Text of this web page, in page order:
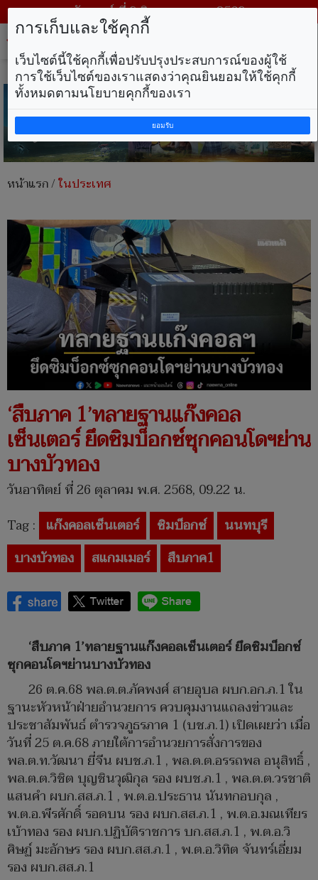
วันเสาร์ ที่ 8 สิงหาคม พ.ศ. 2569
หน้าแรก/ในประเทศ
‘สืบภาค 1’ทลายฐานแก๊งคอล
เซ็นเตอร์ ยึดซิมบ็อกซ์ซุกคอนโดฯย่าน
บางบัวทอง
วันอาทิตย์ ที่ 26 ตุลาคม พ.ศ. 2568, 09.22 น.
Tag : แก๊งคอลเซ็นเตอร์ ซิมบ็อกซ์
นนทบุรี
บางบัวทอง
สแกมเมอร์ สืบภาค1
‘สืบภาค 1’ทลายฐานแก๊งคอลเซ็นเตอร์ ยึดซิมบ็อกซ์
ซุกคอนโดฯย่านบางบัวทอง
26 ต.ค.68 พล.ต.ต.ภัคพงศ์ สายอุบล ผบก.อก.ภ.1 ใน
ฐานะหัวหน้าฝ่ายอำนวยการ ควบคุมงานแถลงข่าวและ
ประชาสัมพันธ์ ตำรวจภูธรภาค 1 (บช.ภ.1) เปิดเผยว่า เมื่อ
วันที่ 25 ต.ค.68 ภายใต้การอำนวยการสั่งการของ
พล.ต.ท.วัฒนา ยี่จีน ผบช.ภ.1 , พล.ต.ต.อรรถพล อนุสิทธิ์ ,
พล.ต.ต.วิชิต บุญชินวุฒิกุล รอง ผบช.ภ.1 , พล.ต.ต.วรชาติ
แสนคำ ผบก.สส.ภ.1 , พ.ต.อ.ประธาน นันทกอบกุล ,
พ.ต.อ.พีรศักดิ์ รอดบน รอง ผบก.สส.ภ.1 , พ.ต.อ.มณเทียร
เบ้าทอง รอง ผบก.ปฏิบัติราชการ บก.สส.ภ.1 , พ.ต.อ.วิ
ศิษฏ์ มะอักษร รอง ผบก.สส.ภ.1 , พ.ต.อ.วิทิต จันทร์เอี่ยม
รอง ผบก.สส.ภ.1
การเก็บและใช้คุกกี้
เว็บไซต์นี้ใช้คุกกี้เพื่อปรับปรุงประสบการณ์ของผู้ใช้
การใช้เว็บไซต์ของเราแสดงว่าคุณยินยอมให้ใช้คุกกี้
ทั้งหมดตามนโยบายคุกกี้ของเรา
ยอมรับ